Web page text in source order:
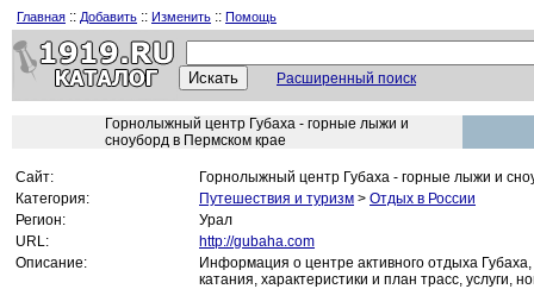
Главная :: Добавить :: Изменить :: Помощь
Расширенный поиск
Горнолыжный центр Губаха - горные лыжи и
сноуборд в Пермском крае
Сайт:
Горнолыжный центр Губаха - горные лыжи и
Категория:
Путешествия и туризм > Отдых в России
Регион:
Урал
URL:
http://gubaha.com
Описание:
Информация о центре активного отдыха
катания, характеристики и план трасс, услуги,